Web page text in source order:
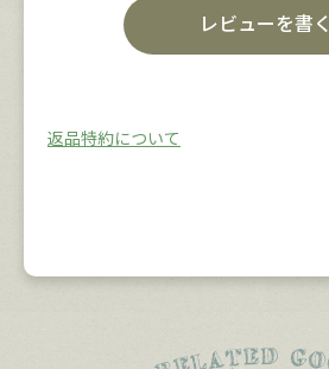
レビューを書く
返品特約について